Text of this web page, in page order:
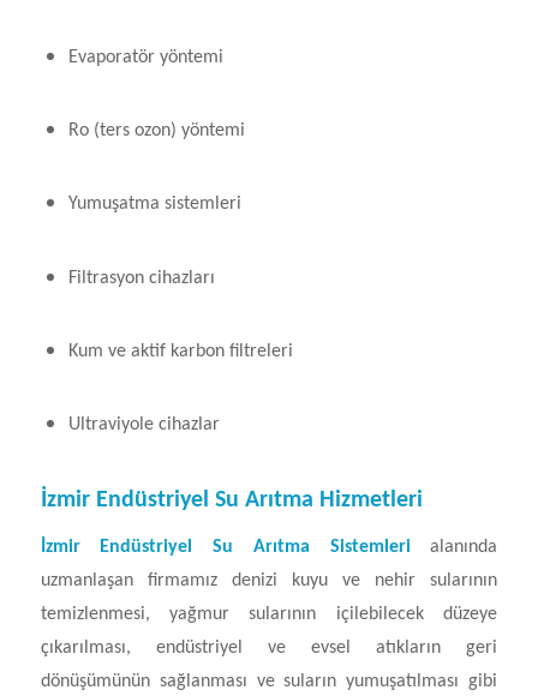
Evaporatör yöntemi
Ro (ters ozon) yöntemi
Yumuşatma sistemleri
Filtrasyon cihazları
Kum ve aktif karbon filtreleri
Ultraviyole cihazlar
İzmir Endüstriyel Su Arıtma Hizmetleri
İzmir Endüstriyel Su Arıtma Sistemlerialanında
uzmanlaşan firmamız denizi kuyu ve nehir sularının
temizlenmesi, yağmur sularının içilebilecek düzeye
çıkarılması, endüstriyel ve evsel atıkların geri
dönüşümünün sağlanması ve suların yumuşatılması gibi